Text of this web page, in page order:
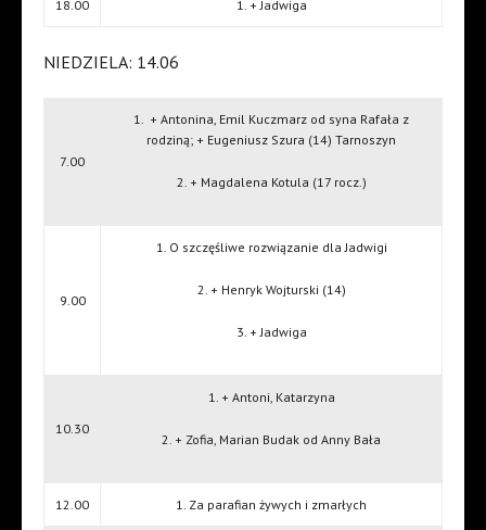
18.00 1. + Jadwiga
NIEDZIELA: 14.06
7.00
1. + Antonina, Emil Kuczmarz od syna Rafała z
rodziną; + Eugeniusz Szura (14) Tarnoszyn
2. + Magdalena Kotula (17 rocz.)
9.00
1. O szczęśliwe rozwiązanie dla Jadwigi
2. + Henryk Wojturski (14)
3. + Jadwiga
10.30
1. + Antoni, Katarzyna
2. + Zofia, Marian Budak od Anny Bała
12.00 1. Za parafian żywych i zmarłych